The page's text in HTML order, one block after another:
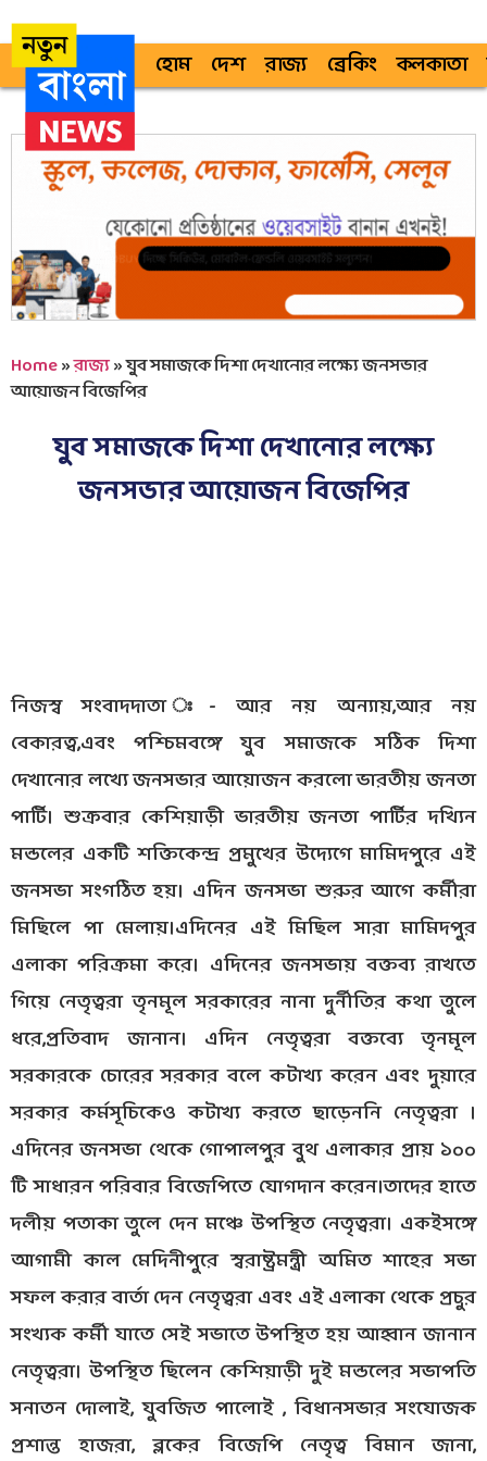
হোম দেশ রাজ্য ব্রেকিং কলকাতা
Home»রাজ্য»যুব সমাজকে দিশা দেখানোর লক্ষ্যে জনসভার
আয়োজন বিজেপির
যুব সমাজকে দিশা দেখানোর লক্ষ্যে
জনসভার আয়োজন বিজেপির
নিজস্ব সংবাদদাতা ঃ- আর নয় অন্যায়,আর নয়
বেকারত্ব,এবং পশ্চিমবঙ্গে যুব সমাজকে সঠিক দিশা
দেখানোর লখ্যে জনসভার আয়োজন করলো ভারতীয় জনতা
পার্টি। শুক্রবার কেশিয়াড়ী ভারতীয় জনতা পার্টির দখ্যিন
মন্ডলের একটি শক্তিকেন্দ্র প্রমুখের উদ্যেগে মামিদপুরে এই
জনসভা সংগঠিত হয়। এদিন জনসভা শুরুর আগে কর্মীরা
মিছিলে পা মেলায়।এদিনের এই মিছিল সারা মামিদপুর
এলাকা পরিক্রমা করে। এদিনের জনসভায় বক্তব্য রাখতে
গিয়ে নেতৃত্বরা তৃনমূল সরকারের নানা দুর্নীতির কথা তুলে
ধরে,প্রতিবাদ জানান। এদিন নেতৃত্বরা বক্তব্যে তৃনমূল
সরকারকে চোরের সরকার বলে কটাখ্য করেন এবং দুয়ারে
সরকার কর্মসূচিকেও কটাখ্য করতে ছাড়েননি নেতৃত্বরা ।
এদিনের জনসভা থেকে গোপালপুর বুথ এলাকার প্রায় ১০০
টি সাধারন পরিবার বিজেপিতে যোগদান করেন।তাদের হাতে
দলীয় পতাকা তুলে দেন মঞ্চে উপস্থিত নেতৃত্বরা। একইসঙ্গে
আগামী কাল মেদিনীপুরে স্বরাষ্ট্রমন্ত্রী অমিত শাহের সভা
সফল করার বার্তা দেন নেতৃত্বরা এবং এই এলাকা থেকে প্রচুর
সংখ্যক কর্মী যাতে সেই সভাতে উপস্থিত হয় আহ্বান জানান
নেতৃত্বরা। উপস্থিত ছিলেন কেশিয়াড়ী দুই মন্ডলের সভাপতি
সনাতন দোলাই, যুবজিত পালোই , বিধানসভার সংযোজক
প্রশান্ত হাজরা, ব্লকের বিজেপি নেতৃত্ব বিমান জানা,